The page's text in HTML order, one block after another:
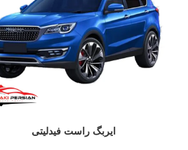
ایربگ راست فیدلیتی